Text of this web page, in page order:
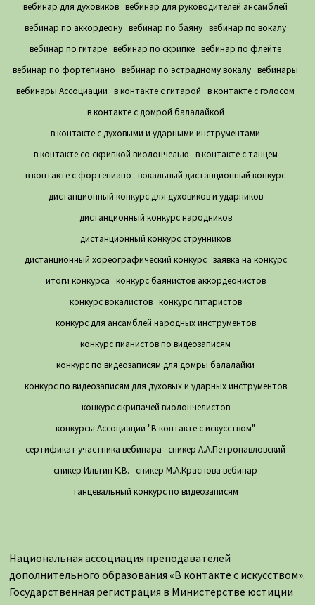
вебинар для духовиков вебинар для руководителей ансамблей
вебинар по аккордеону вебинар по баяну вебинар по вокалу
вебинар по гитаре вебинар по скрипке вебинар по флейте
вебинар по фортепиано
вебинар по эстрадному вокалу вебинары
вебинары Ассоциации
в контакте с гитарой
в контакте с голосом
в контакте с домрой балалайкой
в контакте с духовыми и ударными инструментами
в контакте со скрипкой виолончелью в контакте с танцем
в контакте с фортепиано
вокальный дистанционный конкурс
дистанционный конкурс для духовиков и ударников
дистанционный конкурс народников
дистанционный конкурс струнников
дистанционный хореографический конкурс заявка на конкурс
итоги конкурса конкурс баянистов аккордеонистов
конкурс вокалистов конкурс гитаристов
конкурс для ансамблей народных инструментов
конкурс пианистов по видеозаписям
конкурс по видеозаписям для домры балалайки
конкурс по видеозаписям для духовых и ударных инструментов
конкурс скрипачей виолончелистов
конкурсы Ассоциации "В контакте с искусством"
сертификат участника вебинара
спикер А.А.Петропавловский
спикер Ильгин К.В.
спикер М.А.Краснова вебинар
танцевальный конкурс по видеозаписям
Национальная ассоциация преподавателей
дополнительного образования «В контакте с искусством».
Государственная регистрация в Министерстве юстиции